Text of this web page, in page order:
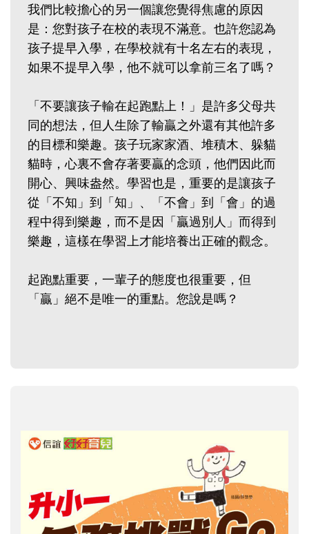
我們比較擔心的另一個讓您覺得焦慮的原因
是：您對孩子在校的表現不滿意。也許您認為
孩子提早入學，在學校就有十名左右的表現，
如果不提早入學，他不就可以拿前三名了嗎？
「不要讓孩子輸在起跑點上！」是許多父母共
同的想法，但人生除了輸贏之外還有其他許多
的目標和樂趣。孩子玩家家酒、堆積木、躲貓
貓時，心裏不會存著要贏的念頭，他們因此而
開心、興味盎然。學習也是，重要的是讓孩子
從「不知」到「知」、「不會」到「會」的過
程中得到樂趣，而不是因「贏過別人」而得到
樂趣，這樣在學習上才能培養出正確的觀念。
起跑點重要，一輩子的態度也很重要，但
「贏」絕不是唯一的重點。您說是嗎？